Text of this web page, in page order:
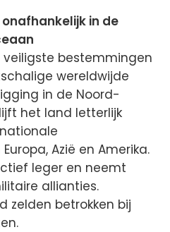
in de
bestemmingen
wereldwijde
in de Noord-
het land letterlijk
Azië en Amerika.
leger en neemt
allianties.
zelden betrokken bij